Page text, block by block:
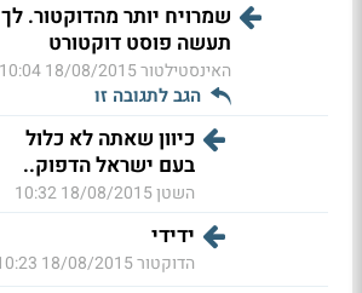
שמרויח יותר מהדוקטור. לך
תעשה פוסט דוקטורט
האינסטילטור18/08/2015 10:04
הגב לתגובה זו
כיוון שאתה לא כלול
בעם ישראל הדפוק..
השטן18/08/2015 10:32
ידידי
הדוקטור18/08/2015 10:23